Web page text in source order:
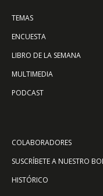
TEMAS
ENCUESTA
LIBRO DE LA SEMANA
MULTIMEDIA
PODCAST
COLABORADORES
SUSCRÍBETE A NUESTRO
HISTÓRICO